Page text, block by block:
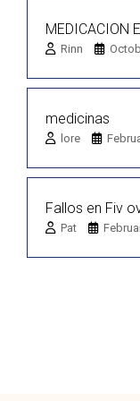
MEDICACION
Rinn
medicinas
lore
Fallos en Fiv
Pat